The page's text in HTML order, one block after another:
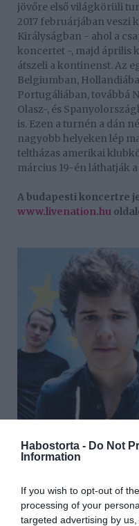
Habostorta - Do Not
Information
If you wish to opt-out of
processing of your
targeted advertising by
jövőre első világkörüli
2017 februárjában veszi
Királyságban - ahol a
koncertet -, majd április
átszeli a kontinenst. Az
Belgiumban,
Portugáliában, továbbá
Olasz-, és
is. Ezen a turnén a dán
nagyobb helyeken lép
teltházas amerikai
március 19-én láthatják
A budapesti koncertre
www.livenation.hu